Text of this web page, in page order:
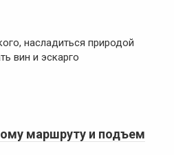
насладиться природой
вин и эскарго
маршруту и подъем